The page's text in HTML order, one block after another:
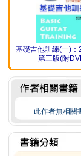
基礎吉他訓練(一)：
第三版(附
此作者無相關